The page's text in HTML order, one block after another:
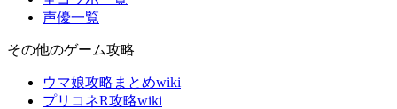
声優一覧
その他のゲーム攻略
ウマ娘攻略まとめwiki
プリコネR攻略wiki